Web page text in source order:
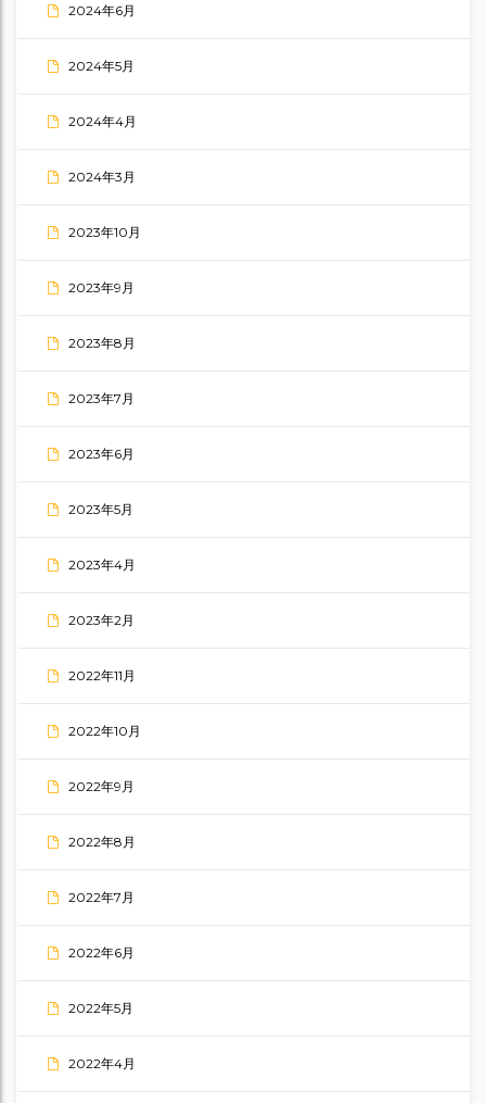
2024年6月
2024年5月
2024年4月
2024年3月
2023年10月
2023年9月
2023年8月
2023年7月
2023年6月
2023年5月
2023年4月
2023年2月
2022年11月
2022年10月
2022年9月
2022年8月
2022年7月
2022年6月
2022年5月
2022年4月